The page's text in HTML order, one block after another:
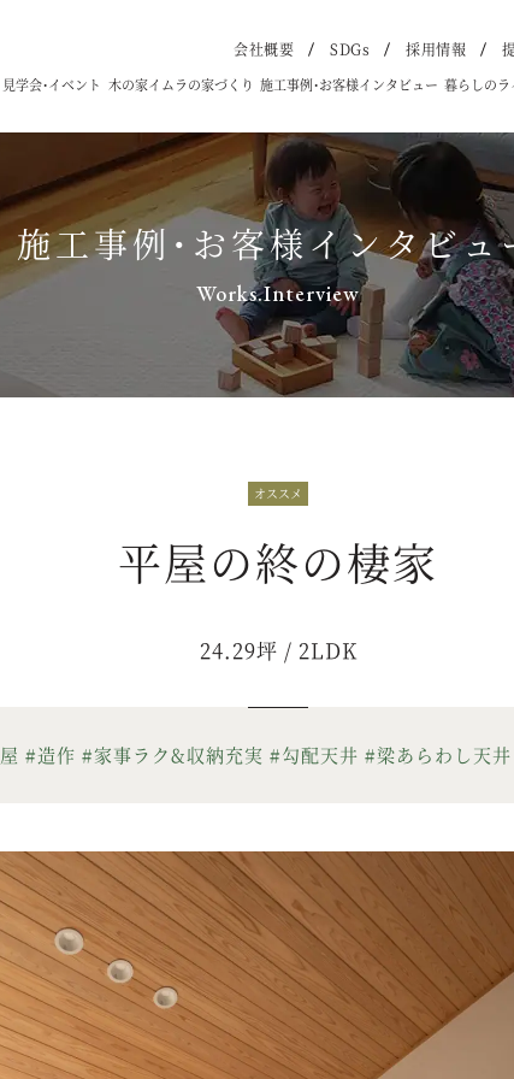
会社概要 SDGs 採用情報
見学会・イベント 木の家イムラの家づくり 施工事例・お客様インタビュー 暮らしの
施工事例・お客様インタビュ
Works.Interview
オススメ
平屋の終の棲家
24.29坪 / 2LDK
#造作 #家事ラク&収納充実 #勾配天井 #梁あらわし天井